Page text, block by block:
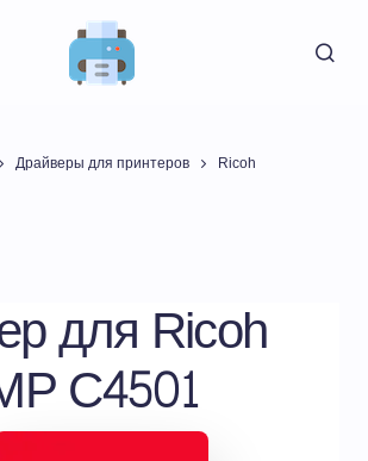
Драйверы для принтеров Ricoh
для Ricoh
C4501